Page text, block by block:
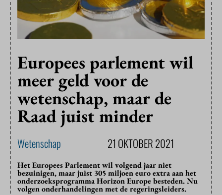
Europees parlement wil
meer geld voor de
wetenschap, maar de
Raad juist minder
Wetenschap 21 OKTOBER 2021
Het Europees Parlement wil volgend jaar niet
bezuinigen, maar juist 305 miljoen euro extra aan het
onderzoeksprogramma Horizon Europe besteden. Nu
volgen onderhandelingen met de regeringsleiders.